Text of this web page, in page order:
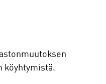
köyhtymistä.